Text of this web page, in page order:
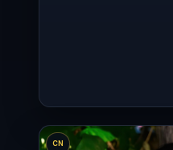
CN